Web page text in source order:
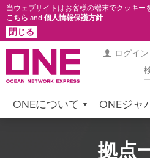
メ
イ
ン
テ
当ウェブサイトはお客様の端末でクッキー
こちら and 個人情報保護方針
閉じる
ログイン
ONEについて ONEジャ
拠点